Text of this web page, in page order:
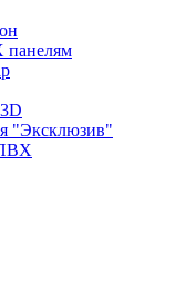
"Эксклюзив"